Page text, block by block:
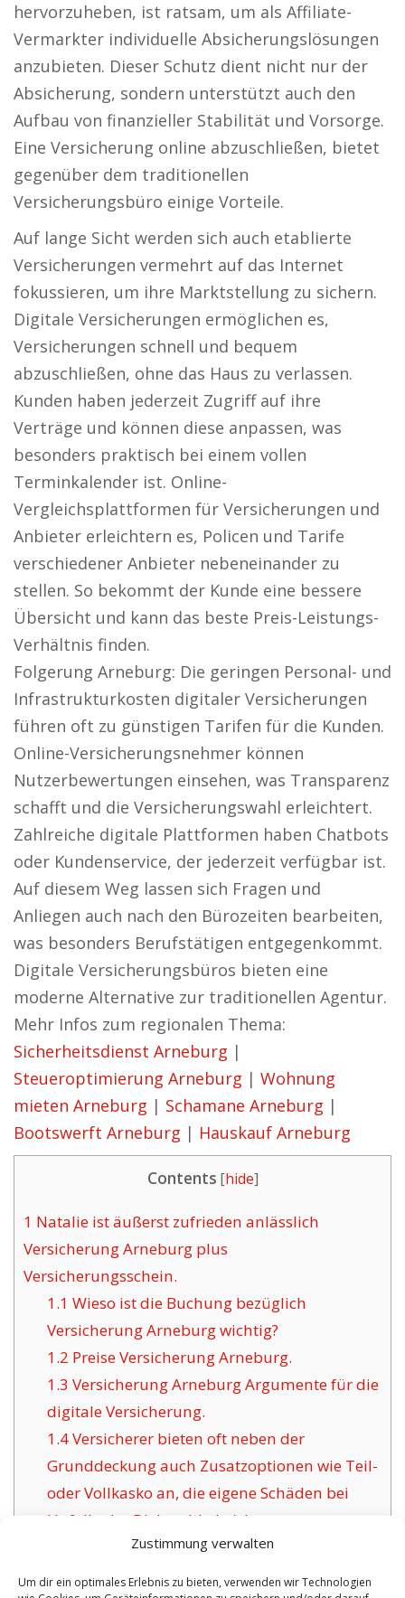
Zustimmung verwalten
Um dir ein optimales Erlebnis zu bieten, verwenden wir Technologien
hervorzuheben, ist ratsam, um als Affiliate-
Vermarkter individuelle Absicherungslösungen
anzubieten. Dieser Schutz dient nicht nur der
Absicherung, sondern unterstützt auch den
Aufbau von finanzieller Stabilität und Vorsorge.
Eine Versicherung online abzuschließen, bietet
gegenüber dem traditionellen
Versicherungsbüro einige Vorteile.
Auf lange Sicht werden sich auch etablierte
Versicherungen vermehrt auf das Internet
fokussieren, um ihre Marktstellung zu sichern.
Digitale Versicherungen ermöglichen es,
Versicherungen schnell und bequem
abzuschließen, ohne das Haus zu verlassen.
Kunden haben jederzeit Zugriff auf ihre
Verträge und können diese anpassen, was
besonders praktisch bei einem vollen
Terminkalender ist. Online-
Vergleichsplattformen für Versicherungen und
Anbieter erleichtern es, Policen und Tarife
verschiedener Anbieter nebeneinander zu
stellen. So bekommt der Kunde eine bessere
Übersicht und kann das beste Preis-Leistungs-
Verhältnis finden.
Folgerung Arneburg: Die geringen Personal- und
Infrastrukturkosten digitaler Versicherungen
führen oft zu günstigen Tarifen für die Kunden.
Online-Versicherungsnehmer können
Nutzerbewertungen einsehen, was Transparenz
schafft und die Versicherungswahl erleichtert.
Zahlreiche digitale Plattformen haben Chatbots
oder Kundenservice, der jederzeit verfügbar ist.
Auf diesem Weg lassen sich Fragen und
Anliegen auch nach den Bürozeiten bearbeiten,
was besonders Berufstätigen entgegenkommt.
Digitale Versicherungsbüros bieten eine
moderne Alternative zur traditionellen Agentur.
Mehr Infos zum regionalen Thema:
Sicherheitsdienst Arneburg |
Steueroptimierung Arneburg | Wohnung
mieten Arneburg | Schamane Arneburg |
Bootswerft Arneburg | Hauskauf Arneburg
Contents [hide]
1 Natalie ist äußerst zufrieden anlässlich
Versicherung Arneburg plus
Versicherungsschein.
1.1 Wieso ist die Buchung bezüglich
Versicherung Arneburg wichtig?
1.2 Preise Versicherung Arneburg.
1.3 Versicherung Arneburg Argumente für die
digitale Versicherung.
1.4Versicherer bieten oft neben der
Grunddeckung auch Zusatzoptionen wie Teil-
oder Vollkasko an, die eigene Schäden bei
Unfall oder Diebstahl absichern.
Das Ziel bewährter
Versicherungsunternehmen für Arneburg: